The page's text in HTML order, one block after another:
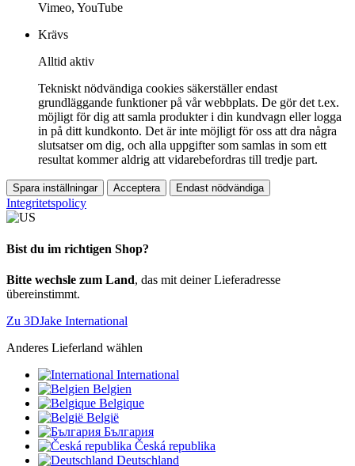
Vimeo, YouTube
Krävs
Alltid aktiv
Tekniskt nödvändiga cookies säkerställer endast
grundläggande funktioner på vår webbplats. De gör det t.ex.
möjligt för dig att samla produkter i din kundvagn eller logga
in på ditt kundkonto. Det är inte möjligt för oss att dra några
slutsatser om dig, och alla uppgifter som samlas in som ett
resultat kommer aldrig att vidarebefordras till tredje part.
Spara inställningar Acceptera Endast nödvändiga
Integritetspolicy
Bist du im richtigen Shop?
Bitte wechsle zum Land, das mit deiner Lieferadresse
übereinstimmt.
Zu 3DJake International
Anderes Lieferland wählen
International
Belgien
Belgique
België
България
Česká republika
Deutschland